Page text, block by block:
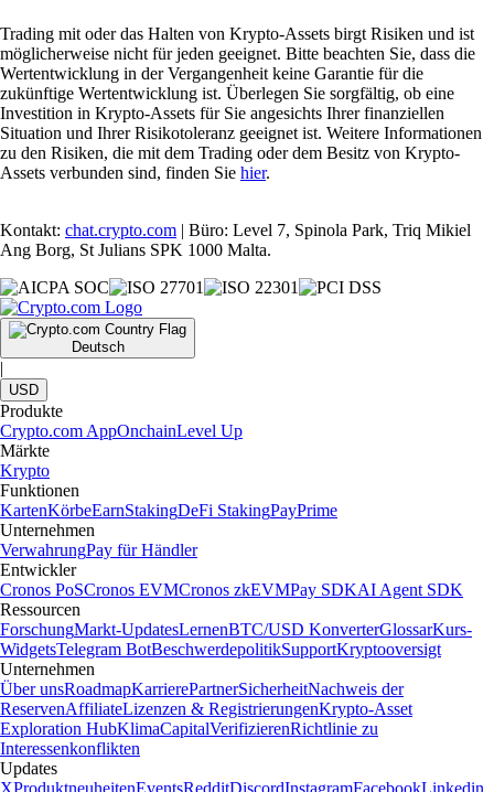
Trading mit oder das Halten von Krypto-Assets birgt Risiken und ist
möglicherweise nicht für jeden geeignet. Bitte beachten Sie, dass die
Wertentwicklung in der Vergangenheit keine Garantie für die
zukünftige Wertentwicklung ist. Überlegen Sie sorgfältig, ob eine
Investition in Krypto-Assets für Sie angesichts Ihrer finanziellen
Situation und Ihrer Risikotoleranz geeignet ist. Weitere Informationen
zu den Risiken, die mit dem Trading oder dem Besitz von Krypto-
Assets verbunden sind, finden Sie hier.
Kontakt: chat.crypto.com | Büro: Level 7, Spinola Park, Triq Mikiel
Ang Borg, St Julians SPK 1000 Malta.
Deutsch
|
USD
Produkte
Crypto.com AppOnchainLevel Up
Märkte
Krypto
Funktionen
KartenKörbeEarnStakingDeFi StakingPayPrime
Unternehmen
VerwahrungPay für Händler
Entwickler
Cronos PoSCronos EVMCronos zkEVMPay SDKAI Agent SDK
Ressourcen
ForschungMarkt-UpdatesLernenBTC/USD KonverterGlossarKurs-
WidgetsTelegram BotBeschwerdepolitikSupportKryptooversigt
Unternehmen
Über unsRoadmapKarrierePartnerSicherheitNachweis der
ReservenAffiliateLizenzen & RegistrierungenKrypto-Asset
Exploration HubKlimaCapitalVerifizierenRichtlinie zu
Interessenkonflikten
Updates
XProduktneuheitenEventsRedditDiscordInstagramFacebookLinkedin